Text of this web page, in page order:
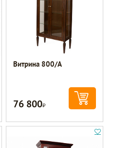
Витрина 800/А
76 800Р